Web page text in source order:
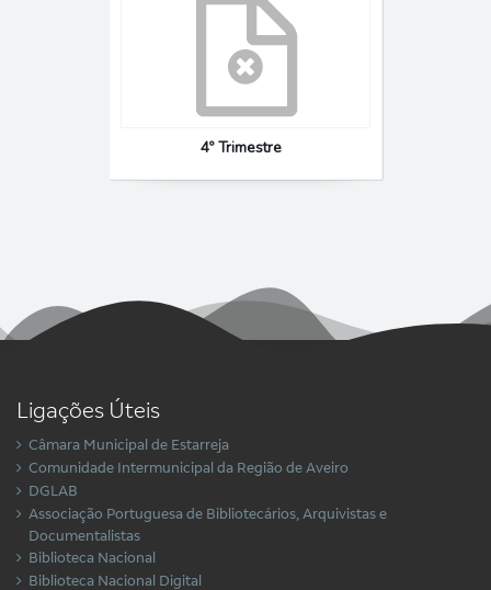
4º Trimestre
Ligações Úteis
Câmara Municipal de Estarreja
Comunidade Intermunicipal da Região de Aveiro
DGLAB
Associação Portuguesa de Bibliotecários, Arquivistas e
Documentalistas
Biblioteca Nacional
Biblioteca Nacional Digital